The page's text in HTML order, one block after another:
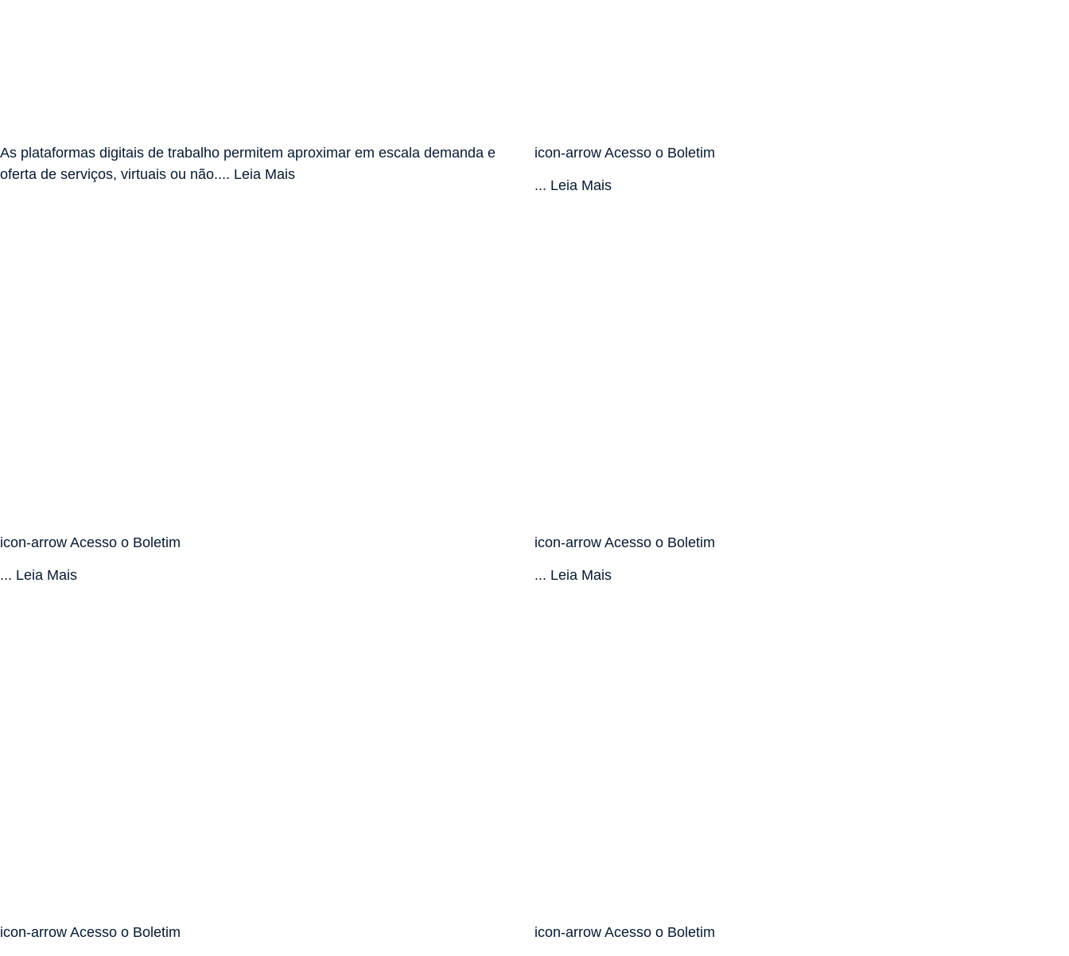
As plataformas digitais de trabalho permitem aproximar em escala demanda e
oferta de serviços, virtuais ou não.... Leia Mais
icon-arrow Acesso o Boletim
... Leia Mais
icon-arrow Acesso o Boletim
... Leia Mais
icon-arrow Acesso o Boletim
... Leia Mais
icon-arrow Acesso o Boletim icon-arrow Acesso o Boletim